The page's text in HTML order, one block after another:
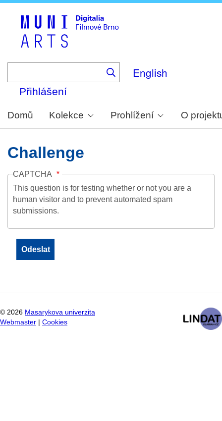
English
Přihlášení
Domů Kolekce Prohlížení O
Challenge
CAPTCHA
This question is for testing whether or not you are a
human visitor and to prevent automated spam
submissions.
© 2026 Masarykova univerzita
Webmaster
Cookies